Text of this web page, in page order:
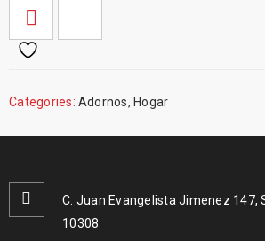
Categories: Adornos, Hogar
C. Juan Evangelista Jimenez 147,
10308